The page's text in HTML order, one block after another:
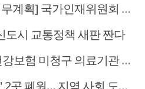
신설… 거점국립대 3곳 성장엔진·AI 분야 패키지 지원
도시 교통정책 새판 짠다
청구 의료기관 대전 65곳 충남 31곳